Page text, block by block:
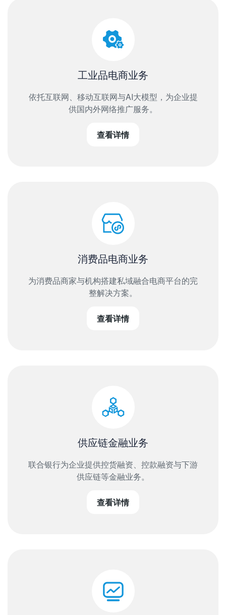
工业品电商业务
依托互联网、移动互联网与AI大模型，为企业提
供国内外网络推广服务。
查看详情
消费品电商业务
为消费品商家与机构搭建私域融合电商平台的完
整解决方案。
查看详情
供应链金融业务
联合银行为企业提供控货融资、控款融资与下游
供应链等金融业务。
查看详情